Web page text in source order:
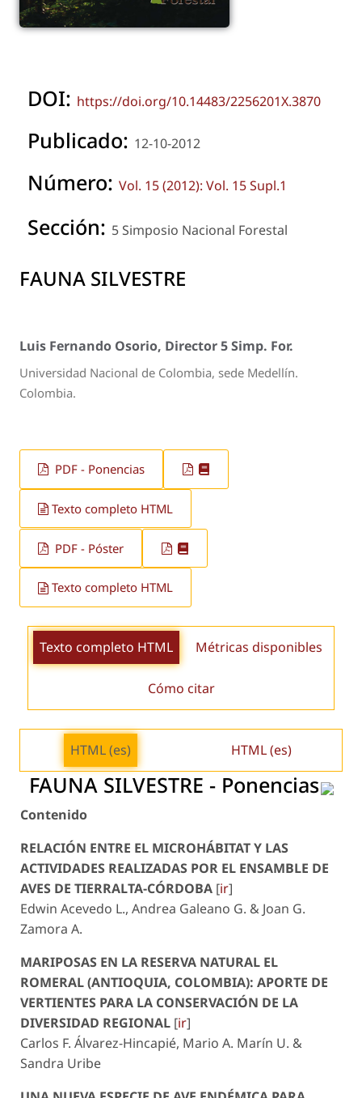
DOI: https://doi.org/10.14483/2256201X.3870
Publicado: 12-10-2012
Número: Vol. 15 (2012): Vol. 15 Supl.1
Sección: 5 Simposio Nacional Forestal
FAUNA SILVESTRE
Luis Fernando Osorio, Director 5 Simp. For.
Universidad Nacional de Colombia, sede Medellín.
Colombia.
PDF - Ponencias
Texto completo HTML
PDF - Póster
Texto completo HTML
Texto completo HTML Métricas disponibles
Cómo citar
HTML (es) HTML (es)
FAUNA SILVESTRE - Ponencias
Contenido
RELACIÓN ENTRE EL MICROHÁBITAT Y LAS
ACTIVIDADES REALIZADAS POR EL ENSAMBLE DE
AVES DE TIERRALTA-CÓRDOBA [ir]
Edwin Acevedo L., Andrea Galeano G. & Joan G.
Zamora A.
MARIPOSAS EN LA RESERVA NATURAL EL
ROMERAL (ANTIOQUIA, COLOMBIA): APORTE DE
VERTIENTES PARA LA CONSERVACIÓN DE LA
DIVERSIDAD REGIONAL [ir]
Carlos F. Álvarez-Hincapié, Mario A. Marín U. &
Sandra Uribe